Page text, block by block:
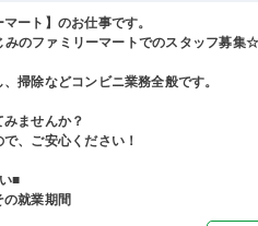
ート】のお仕事です。
のファミリーマートでのスタッフ募集
掃除などコンビニ業務全般です。
ませんか？
、ご安心ください！
■
就業期間